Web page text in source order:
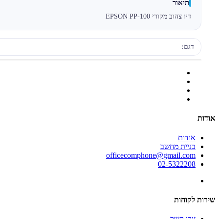
תיאור
דיו צהוב מקורי EPSON PP-100
דגם:
אודות
אודות
בניית מחשב
officecomphone@gmail.com
02-5322208
שירות לקוחות